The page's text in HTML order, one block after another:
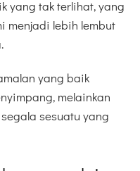
yang tak terlihat, yang
menjadi lebih lembut
yang baik
melainkan
sesuatu yang